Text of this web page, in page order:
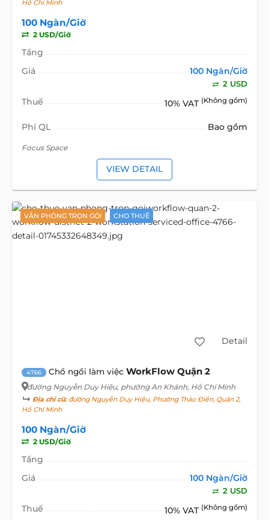
Hồ Chí Minh
100 Ngàn/Giờ
2 USD/Giờ
Tầng
Giá
100 Ngàn/Giờ
2 USD
Thuế 10% VAT (Không gồm)
Phí QL Bao gồm
Focus ​Space
VIEW DETAIL
VĂN PHÒNG TRỌN GÓI CHO THUÊ
Detail
4766 Chổ ngồi làm việc WorkFlow Quận 2
đường Nguyễn Duy Hiệu, phường An Khánh, Hồ Chí Minh
Địa chỉ cũ:đường Nguyễn Duy Hiệu, Phường Thảo Điền, Quận 2,
Hồ Chí Minh
100 Ngàn/Giờ
2 USD/Giờ
Tầng
Giá
100 Ngàn/Giờ
2 USD
Thuế 10% VAT (Không gồm)